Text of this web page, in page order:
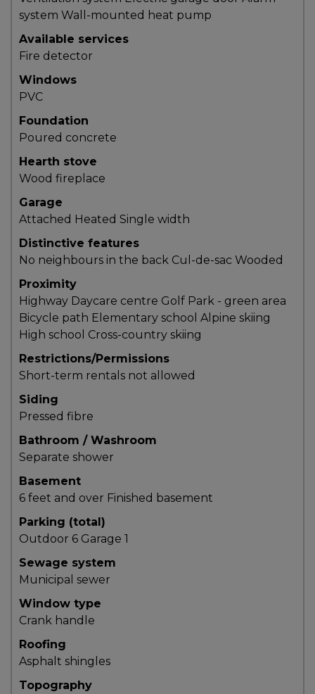
documents
avoir
en
Pour
vendre
rapidement,
bonne
impression!
Activi-
Programme
Visibili-
Programmes
exclusifs
system Wall-mounted heat pump
Available services
Fire detector
Windows
PVC
Foundation
Poured concrete
Hearth stove
Wood fireplace
Garage
Attached Heated Single width
Distinctive features
No neighbours in the back Cul-de-sac Wooded
Proximity
Highway Daycare centre Golf Park - green area
Bicycle path Elementary school Alpine skiing
High school Cross-country skiing
Restrictions/Permissions
Short-term rentals not allowed
Siding
Pressed fibre
Bathroom / Washroom
Separate shower
Basement
6 feet and over Finished basement
Parking (total)
Outdoor 6 Garage 1
Sewage system
Municipal sewer
Window type
Crank handle
Roofing
Asphalt shingles
Topography